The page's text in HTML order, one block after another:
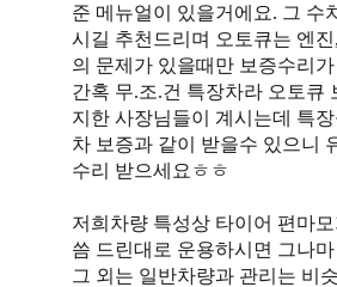
준 메뉴얼이 있을거에요. 그 수
시길 추천드리며 오토큐는 엔
의 문제가 있을때만 보증수리
간혹 무.조.건 특장차라 오토큐
지한 사장님들이 계시는데 특
차 보증과 같이 받을수 있으니
수리 받으세요ㅎㅎ
저희차량 특성상 타이어 편마
씀 드린대로 운용하시면 그나
그 외는 일반차량과 관리는 비